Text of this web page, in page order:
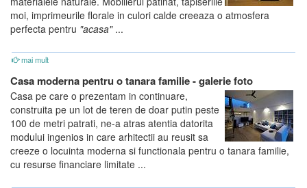
moi, imprimeurile florale in culori calde creeaza o atmosfera
perfecta pentru "acasa"...
mai mult
Casa moderna pentru o tanara familie - galerie foto
Casa pe care o prezentam in continuare,
construita pe un lot de teren de doar putin peste
100 de metri patrati, ne-a atras atentia datorita
modului ingenios in care arhitectii au reusit sa
creeze o locuinta moderna si functionala pentru o tanara familie,
cu resurse financiare limitate ...